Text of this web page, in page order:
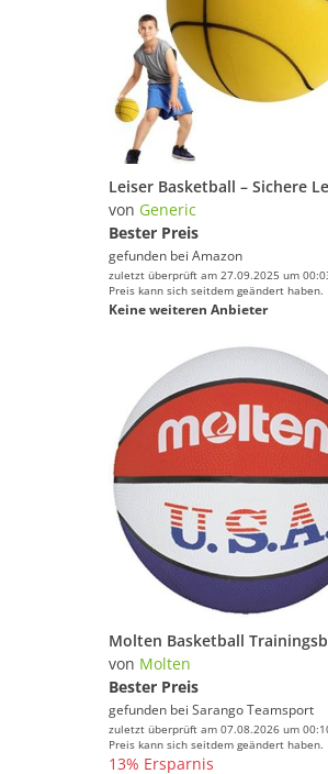
von Generic
Bester Preis
gefunden bei Amazon
zuletzt überprüft am 27.09.2025 um
Preis kann sich seitdem geändert haben.
Keine weiteren Anbieter
von Molten
Bester Preis
gefunden bei Sarango Teamsport
zuletzt überprüft am 07.08.2026 um
Preis kann sich seitdem geändert haben.
13% Ersparnis